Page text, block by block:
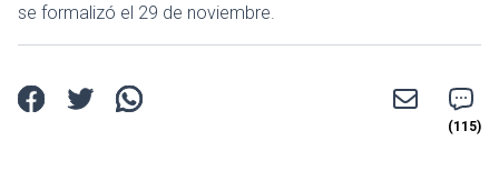
se formalizó el 29 de noviembre.